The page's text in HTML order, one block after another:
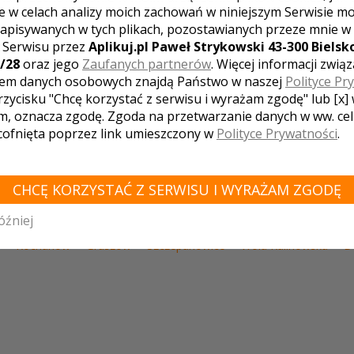
MAŁOPOLSKIE - ZOBACZ LISTĘ
Niepołomice Piwniczna-Zdrój Kalwaria Zebrzydowska
Osiek Trzebinia Budzów Białka Tatrzańska Sucha
Niedźwiedź Czchów Libiąż Muszyna Zabierzów Wieprz
Krzeszowice Mszana Dolna Podegrodzie Zielonki
Czajowice Frydrychowice Chyżne Ciche Rudnik
Iwkowska
Lusina Przeciszów Sułkowice Żabno
Łukowica Biały Dunajec Skidziń Grodkowice Trzciana
Balice Węgrzce Michałowice Kluszkowce
Biecz
w celach analizy moich zachowań w niniejszym Serwisie
w tych plikach, pozostawianych przeze mnie w
przez Aplikuj.pl Paweł Strykowski 43-300
28oraz jego Zaufanych partnerów. Więcej informacji
danych osobowych znajdą Państwo w naszej Polityce
"Chcę korzystać z serwisu i wyrażam zgodę" lub [x]
oznacza zgodę. Zgoda na przetwarzanie danych w ww.
poprzez link umieszczony w Polityce Prywatności.
CHCĘ KORZYSTAĆ Z SERWISU I WYRAŻAM ZGODĘ